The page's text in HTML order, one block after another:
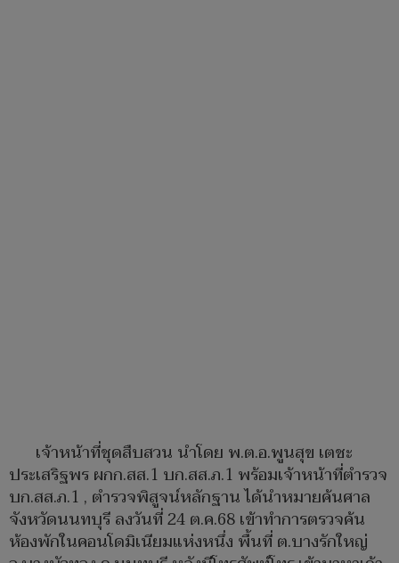
เจ้าหน้าที่ชุดสืบสวน นำโดย พ.ต.อ.พูนสุข เตชะ
ประเสริฐพร ผกก.สส.1 บก.สส.ภ.1 พร้อมเจ้าหน้าที่ตำรวจ
บก.สส.ภ.1 , ตำรวจพิสูจน์หลักฐาน ได้นำหมายค้นศาล
จังหวัดนนทบุรี ลงวันที่ 24 ต.ค.68 เข้าทำการตรวจค้น
ห้องพักในคอนโดมิเนียมแห่งหนึ่ง พื้นที่ ต.บางรักใหญ่